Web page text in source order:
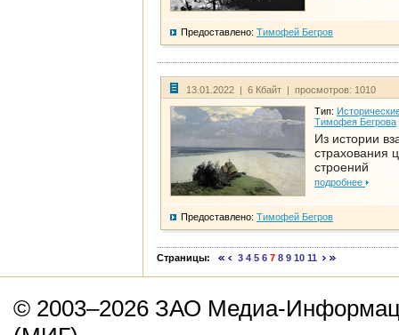
Предоставлено: Тимофей Бегров
13.01.2022 | 6 Кбайт | просмотров: 1010
Тип:
Тимофея Бегрова
Из истории
страхования
строений
подробнее
Предоставлено: Тимофей Бегров
Страницы: 3 4 5 6 7 8 9 10 11
© 2003–2026 ЗАО Медиа-